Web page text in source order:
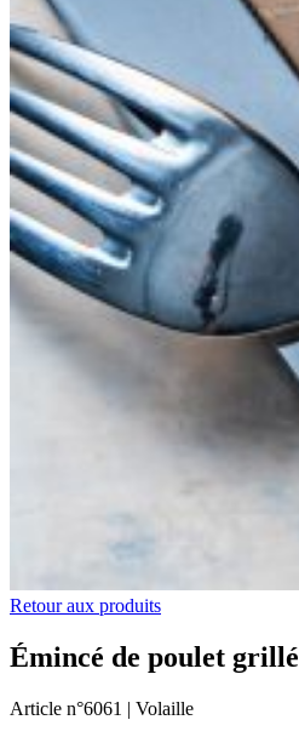
Retour aux produits
Émincé de poulet grillé
Article n°6061 | Volaille